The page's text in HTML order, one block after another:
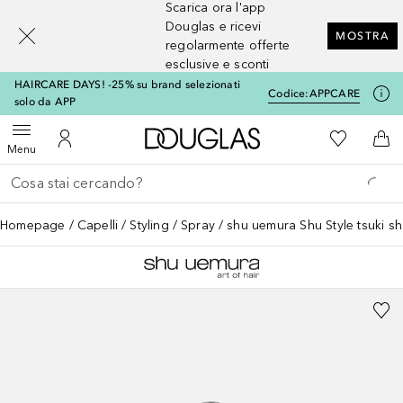
Scarica ora l'app
Douglas e ricevi
regolarmente offerte
esclusive e sconti
MOSTRA
HAIRCARE DAYS! -25% su brand selezionati
solo da APP
Codice:APPCARE
MenuApri menuAl Mio Account
A Douglas HomeAlla Mia
Al
Torna indietro
Esegui ricerca
Homepage Capelli Styling Spray shu uemura Shu Style tsuki
[navigation.slideout.screenreader]